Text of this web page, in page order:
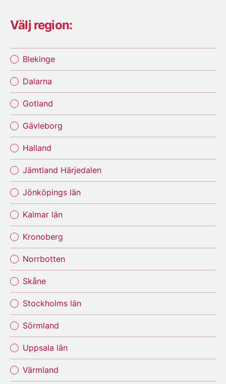
Välj region:
Blekinge
Dalarna
Gotland
Gävleborg
Halland
Jämtland Härjedalen
Jönköpings län
Kalmar län
Kronoberg
Norrbotten
Skåne
Stockholms län
Sörmland
Uppsala län
Värmland